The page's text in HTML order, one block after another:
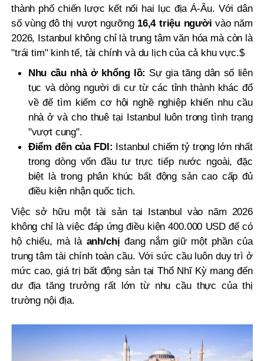
thành phố chiến lược kết nối hai lục địa Á-Âu. Với dân
số vùng đô thị vượt ngưỡng 16,4 triệu người vào năm
2026, Istanbul không chỉ là trung tâm văn hóa mà còn là
"trái tim" kinh tế, tài chính và du lịch của cả khu vực.$
Nhu cầu nhà ở khổng lồ: Sự gia tăng dân số liên
tục và dòng người di cư từ các tỉnh thành khác đổ
về để tìm kiếm cơ hội nghề nghiệp khiến nhu cầu
nhà ở và cho thuê tại Istanbul luôn trong tình trạng
"vượt cung".
Điểm đến của FDI: Istanbul chiếm tỷ trọng lớn nhất
trong dòng vốn đầu tư trực tiếp nước ngoài, đặc
biệt là trong phân khúc bất động sản cao cấp đủ
điều kiện nhận quốc tịch.
Việc sở hữu một tài sản tại Istanbul vào năm 2026
không chỉ là việc đáp ứng điều kiện 400.000 USD để có
hộ chiếu, mà là anh/chị đang nắm giữ một phần của
trung tâm tài chính toàn cầu. Với sức cầu luôn duy trì ở
mức cao, giá trị bất động sản tại Thổ Nhĩ Kỳ mang đến
dư địa tăng trưởng rất lớn từ nhu cầu thực của thị
trường nội địa.